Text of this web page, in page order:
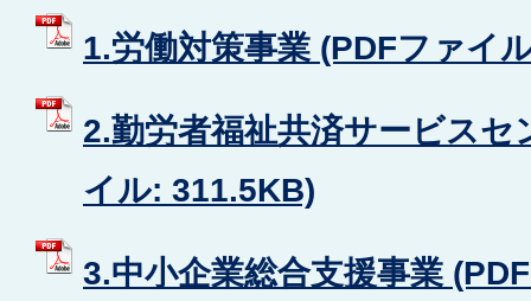
1.労働対策事業 (PDFファイ
2.勤労者福祉共済サービスセ
イル: 311.5KB)
3.中小企業総合支援事業